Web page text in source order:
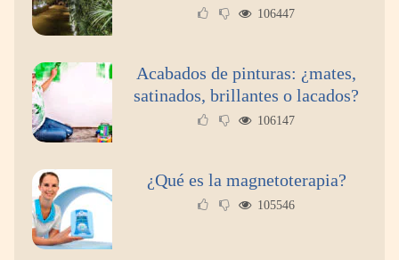
Reforestando con el Corazón regresa a Sierra
106447
Acabados de pinturas: ¿mates,
satinados, brillantes o lacados?
106147
¿Qué es la magnetoterapia?
105546